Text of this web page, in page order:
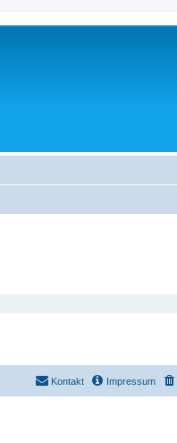
Impressum
Kontakt